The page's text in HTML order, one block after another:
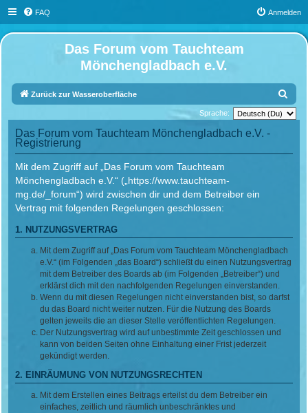
FAQ Anmelden
Das Forum vom Tauchteam
Mönchengladbach e.V.
Zurück zur Wasseroberfläche
u
Sprache:
Das Forum vom Tauchteam Mönchengladbach e.V. -
Registrierung
Mit dem Zugriff auf „Das Forum vom Tauchteam
Mönchengladbach e.V.“ („https://www.tauchteam-
mg.de/_forum“) wird zwischen dir und dem Betreiber ein
Vertrag mit folgenden Regelungen geschlossen:
1. NUTZUNGSVERTRAG
Mit dem Zugriff auf „Das Forum vom Tauchteam Mönchengladbach
e.V.“ (im Folgenden „das Board“) schließt du einen Nutzungsvertrag
mit dem Betreiber des Boards ab (im Folgenden „Betreiber“) und
erklärst dich mit den nachfolgenden Regelungen einverstanden.
Wenn du mit diesen Regelungen nicht einverstanden bist, so darfst
du das Board nicht weiter nutzen. Für die Nutzung des Boards
gelten jeweils die an dieser Stelle veröffentlichten Regelungen.
Der Nutzungsvertrag wird auf unbestimmte Zeit geschlossen und
kann von beiden Seiten ohne Einhaltung einer Frist jederzeit
gekündigt werden.
2. EINRÄUMUNG VON NUTZUNGSRECHTEN
Mit dem Erstellen eines Beitrags erteilst du dem Betreiber ein
einfaches, zeitlich und räumlich unbeschränktes und